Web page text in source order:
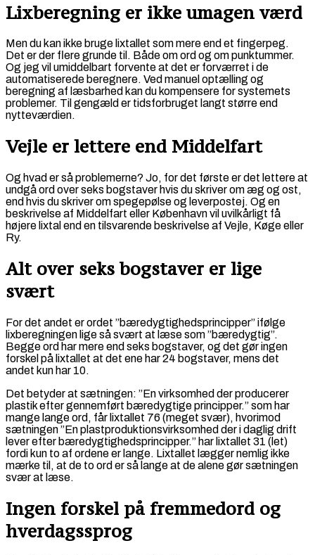
Lixberegning er ikke umagen værd
Men du kan ikke bruge lixtallet som mere end et fingerpeg.
Det er der flere grunde til. Både om ord og om punktummer.
Og jeg vil umiddelbart forvente at det er forværret i de
automatiserede beregnere. Ved manuel optælling og
beregning af læsbarhed kan du kompensere for systemets
problemer. Til gengæld er tidsforbruget langt større end
nytteværdien.
Vejle er lettere end Middelfart
Og hvad er så problemerne? Jo, for det første er det lettere at
undgå ord over seks bogstaver hvis du skriver om æg og ost,
end hvis du skriver om spegepølse og leverpostej. Og en
beskrivelse af Middelfart eller København vil uvilkårligt få
højere lixtal end en tilsvarende beskrivelse af Vejle, Køge eller
Ry.
Alt over seks bogstaver er lige
svært
For det andet er ordet ”bæredygtighedsprincipper” ifølge
lixberegningen lige så svært at læse som ”bæredygtig”.
Begge ord har mere end seks bogstaver, og det gør ingen
forskel på lixtallet at det ene har 24 bogstaver, mens det
andet kun har 10.
Det betyder at sætningen: ”En virksomhed der producerer
plastik efter gennemført bæredygtige principper.” som har
mange lange ord, får lixtallet 76 (meget svær), hvorimod
sætningen ”En plastproduktionsvirksomhed der i daglig drift
lever efter bæredygtighedsprincipper.” har lixtallet 31 (let)
fordi kun to af ordene er lange. Lixtallet lægger nemlig ikke
mærke til, at de to ord er så lange at de alene gør sætningen
svær at læse.
Ingen forskel på fremmedord og
hverdagssprog